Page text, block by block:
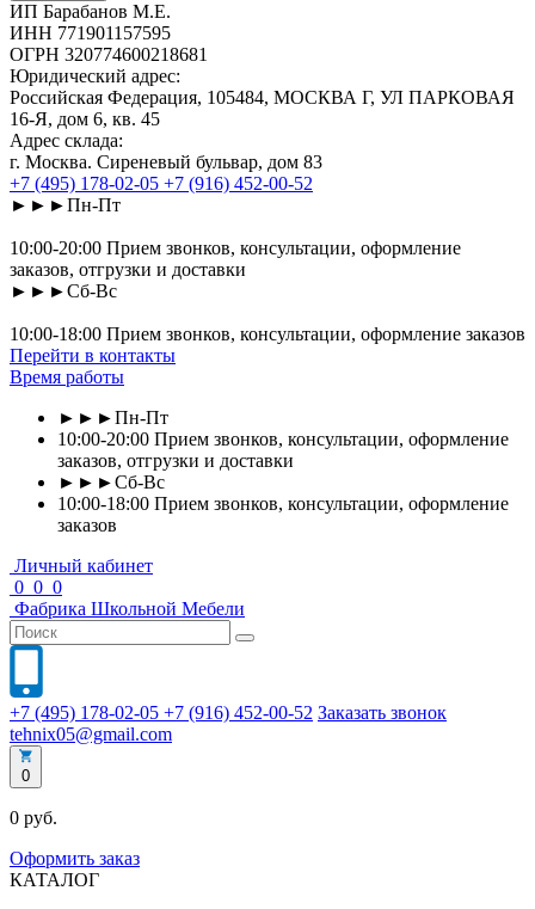
ИП Барабанов М.Е.
ИНН 771901157595
ОГРН 320774600218681
Юридический адрес:
Российская Федерация, 105484, МОСКВА Г, УЛ ПАРКОВАЯ
16-Я, дом 6, кв. 45
Адрес склада:
г. Москва. Сиреневый бульвар, дом 83
+7 (495) 178-02-05 +7 (916) 452-00-52
►►►Пн-Пт
10:00-20:00 Прием звонков, консультации, оформление
заказов, отгрузки и доставки
►►►Сб-Вс
10:00-18:00 Прием звонков, консультации, оформление заказов
Перейти в контакты
Время работы
►►►Пн-Пт
10:00-20:00 Прием звонков, консультации, оформление
заказов, отгрузки и доставки
►►►Сб-Вс
10:00-18:00 Прием звонков, консультации, оформление
заказов
Личный кабинет
0 0 0
Фабрика Школьной Мебели
+7 (495) 178-02-05 +7 (916) 452-00-52 Заказать звонок
tehnix05@gmail.com
0
0 руб.
Оформить заказ
КАТАЛОГ